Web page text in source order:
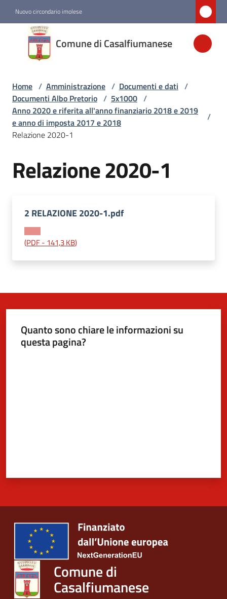
Nuovo circondario imolese
Comune di Casalfiumanese
Comune di
Casalfiumanese
Amministrazione
Menu selezionato
Novità
Servizi
5x1000
Servizi
Tutti
Home / Amministrazione / Documenti e dati /
Documenti Albo Pretorio / 5x1000 /
Anno 2020 e riferita all'anno finanziario 2018 e 2019
e anno di imposta 2017 e 2018
/
Relazione 2020-1
Relazione 2020-1
2 RELAZIONE 2020-1.pdf
(PDF- 141,3 KB)
Quanto sono chiare le informazioni su
questa pagina?
Comune di
Casalfiumanese